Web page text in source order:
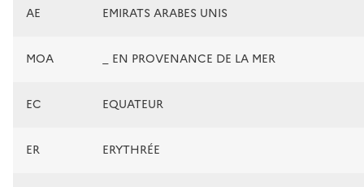
AE EMIRATS ARABES UNIS
MOA _ EN PROVENANCE DE LA MER
EC EQUATEUR
ER ERYTHRÉE